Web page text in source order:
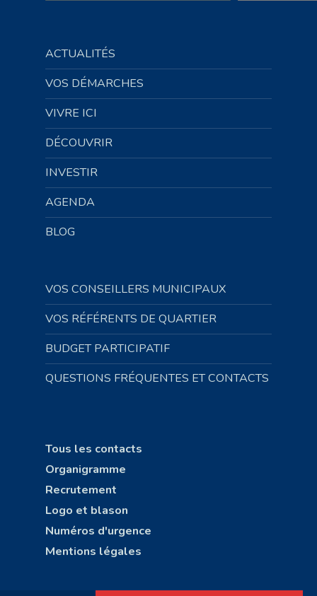
ACTUALITÉS
VOS DÉMARCHES
VIVRE ICI
DÉCOUVRIR
INVESTIR
AGENDA
BLOG
VOS CONSEILLERS MUNICIPAUX
VOS RÉFÉRENTS DE QUARTIER
BUDGET PARTICIPATIF
QUESTIONS FRÉQUENTES ET CONTACTS
Tous les contacts
Organigramme
Recrutement
Logo et blason
Numéros d'urgence
Mentions légales